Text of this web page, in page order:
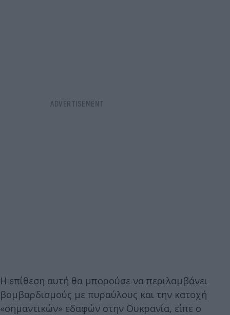
Η επίθεση αυτή θα μπορούσε να περιλαμβάνει
βομβαρδισμούς με πυραύλους και την κατοχή
«σημαντικών» εδαφών στην Ουκρανία, είπε ο